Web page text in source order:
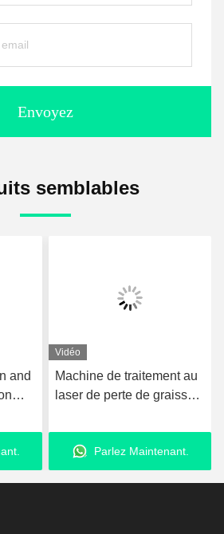
Envoyez
semblables
and
Vidéo
Machine de traitement au
laser de perte de graisse
liposuccion au laser
amélioréParlez Maintenant.